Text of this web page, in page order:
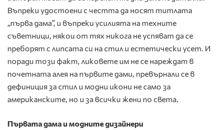
Въпреки удостоени с честта да носят титлата
„първа дама”, и въпреки усилията на техните
съветници, някои от тях никога не успяват да се
преборят с липсата си на стил и естетически усет. И
поради този факт, ликовете им не се нареждат в
почетната алея на първите дами, превърнали се в
дефиниция за стил и модни икони не само за
американските, но и за всички жени по света.
Първата дама и модните дизайнери